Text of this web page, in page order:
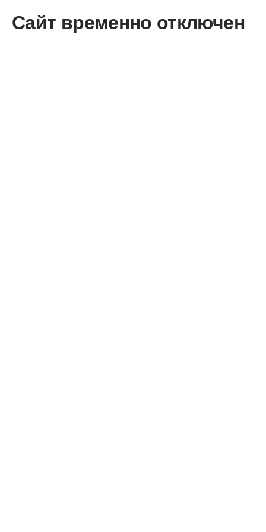
Сайт временно отключен